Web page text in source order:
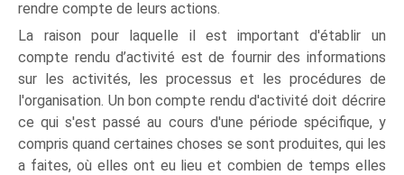
rendre compte de leurs actions.
La raison pour laquelle il est important d'établir un
compte rendu d’activité est de fournir des informations
sur les activités, les processus et les procédures de
l'organisation. Un bon compte rendu d'activité doit décrire
ce qui s'est passé au cours d'une période spécifique, y
compris quand certaines choses se sont produites, qui les
a faites, où elles ont eu lieu et combien de temps elles